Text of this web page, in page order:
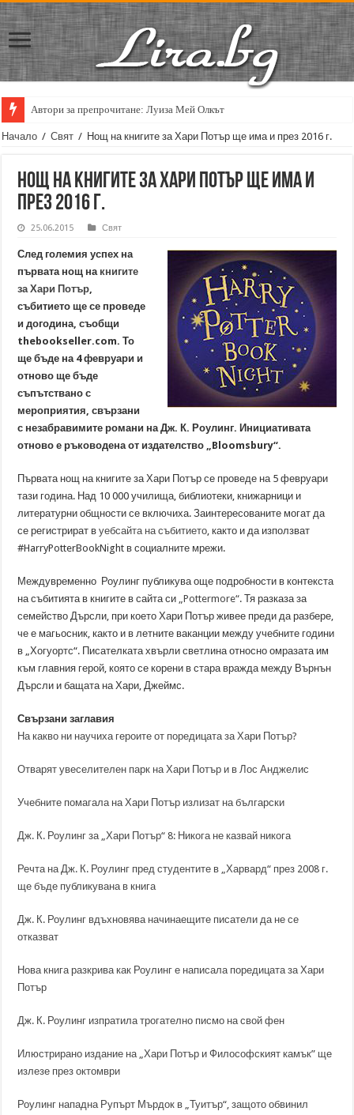
Автори за препрочитане: Луиза Мей Олкът
Кирил Кадийски: „Плачът на големия поет винаги е и сила, и
Начало / Свят / Нощ на книгите за Хари Потър ще има и през 2016 г.
Нощ на книгите за Хари Потър ще има и
през 2016 г.
25.06.2015 Свят
След големия успех на
първата нощ на книгите
за Хари Потър,
събитието ще се проведе
и догодина, съобщи
thebookseller.com. То
ще бъде на 4 февруари и
отново ще бъде
съпътствано с
мероприятия, свързани
с незабравимите романи на Дж. К. Роулинг. Инициативата
отново е ръководена от издателство „Bloomsbury“.
Първата нощ на книгите за Хари Потър се проведе на 5 февруари
тази година. Над 10 000 училища, библиотеки, книжарници и
литературни общности се включиха. Заинтересованите могат да
се регистрират вуебсайта на събитието, както и да използват
#HarryPotterBookNight в социалните мрежи.
Междувременно Роулинг публикува още подробности в контекста
на събитията в книгите в сайта си „Pottermore“. Тя разказа за
семейство Дърсли, при което Хари Потър живее преди да разбере,
че е магьосник, както и в летните ваканции между учебните години
в „Хогуортс“. Писателката хвърли светлина относно омразата им
към главния герой, която се корени в стара вражда между Върнън
Дърсли и бащата на Хари, Джеймс.
Свързани заглавия
На какво ни научиха героите от поредицата за Хари Потър?
Отварят увеселителен парк на Хари Потър и в Лос Анджелис
Учебните помагала на Хари Потър излизат на български
Дж. К. Роулинг за „Хари Потър“ 8: Никога не казвай никога
Речта на Дж. К. Роулинг пред студентите в „Харвард“ през 2008 г.
ще бъде публикувана в книга
Дж. К. Роулинг вдъхновява начинаещите писатели да не се
отказват
Нова книга разкрива как Роулинг е написала поредицата за Хари
Потър
Дж. К. Роулинг изпратила трогателно писмо на свой фен
Илюстрирано издание на „Хари Потър и Философският камък” ще
излезе през октомври
Роулинг нападна Рупърт Мърдок в „Туитър“, защото обвинил